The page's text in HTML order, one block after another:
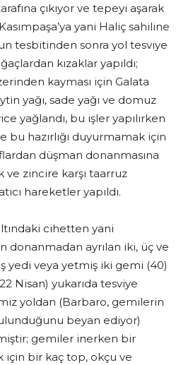
çıkıyor ve tepeyi aşarak
yani Haliç sahiline
tesbitinden sonra yol tesviye
kızaklar yapıldı;
kayması için Galata
yağı, sade yağı ve domuz
yağlandı, bu işler yapılırken
bu hazırlığı duyurmamak için
düşman donanmasına
ve zincire karşı taarruz
hareketler yapıldı.
cihetten yani
donanmadan ayrılan iki, üç ve
yedi veya yetmiş iki gemi (40)
Nisan) yukarıda tesviye
yoldan (Barbaro, gemilerin
beyan ediyor)
gemiler inerken bir
için bir kaç top, okçu ve